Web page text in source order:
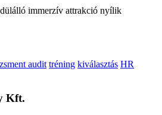
immerzív attrakció nyílik
audit tréning kiválasztás HR
Kft.